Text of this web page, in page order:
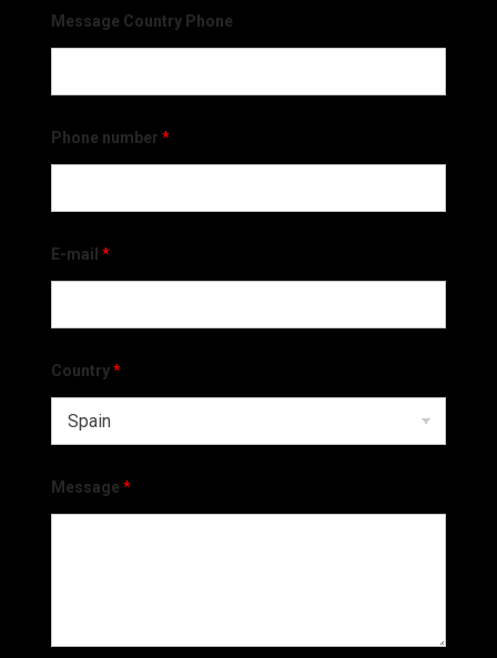
Message Country Phone
Phone number *
E-mail *
Country*
Message *